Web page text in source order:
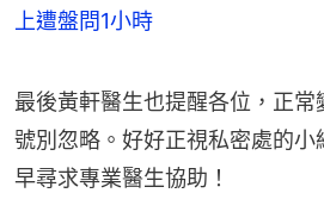
上遭盤問1小時
最後黃軒醫生也提醒各位，正
號別忽略。好好正視私密處的小
早尋求專業醫生協助！